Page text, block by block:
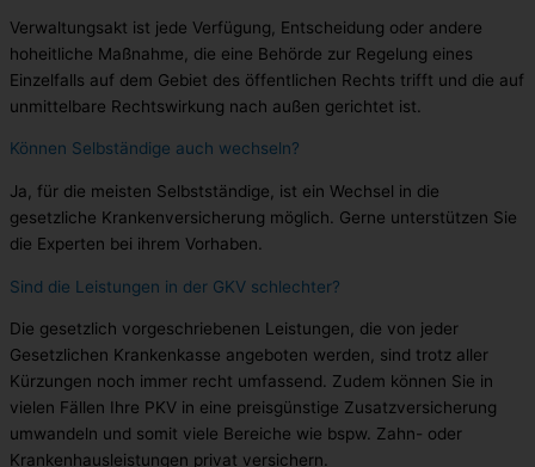
Verwaltungsakt ist jede Verfügung, Entscheidung oder andere
hoheitliche Maßnahme, die eine Behörde zur Regelung eines
Einzelfalls auf dem Gebiet des öffentlichen Rechts trifft und die auf
unmittelbare Rechtswirkung nach außen gerichtet ist.
Können Selbständige auch wechseln?
Ja, für die meisten Selbstständige, ist ein Wechsel in die
gesetzliche Krankenversicherung möglich. Gerne unterstützen Sie
die Experten bei ihrem Vorhaben.
Sind die Leistungen in der GKV schlechter?
Die gesetzlich vorgeschriebenen Leistungen, die von jeder
Gesetzlichen Krankenkasse angeboten werden, sind trotz aller
Kürzungen noch immer recht umfassend. Zudem können Sie in
vielen Fällen Ihre PKV in eine preisgünstige Zusatzversicherung
umwandeln und somit viele Bereiche wie bspw. Zahn- oder
Krankenhausleistungen privat versichern.